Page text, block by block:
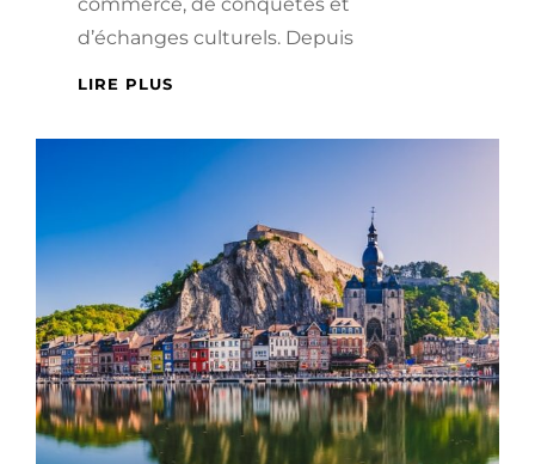
d’échanges culturels. Depuis
LIRE PLUS
MÉDITERRANÉEN
SAVEURS
DANS
VOTRE
RESTAURANT
PRÉFÉRÉ